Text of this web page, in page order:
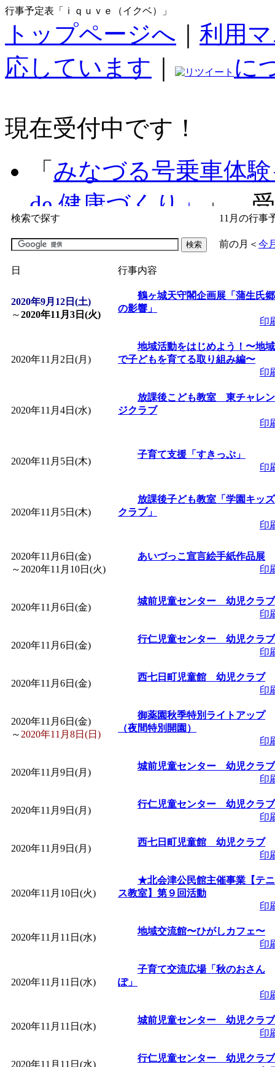
行事予定表「ｉｑｕｖｅ（イクベ）」
トップページへ
利用
応しています
に
現在受付中です！
「 みなづる号乗車体
de 健康づくり」
」 受
「子育て交流広場「
間：2026/07/09～
「皆鶴姫のこびる塾
」 受付期間：～
「子育て講座「ばん
2026/07/10～2026/08/
子育て交流広場「
間：2026/07/13～2026/
「子育て交流広場「
間：2026/08/10～
「赤ちゃん子育て講
付期間：2026/08/10～
「赤ちゃん子育て講
付期間：2026/08/10～
まだまだ暑い！コ
レクリエーション 障
ットせよ！」 受付期
「皆鶴姫のこびる塾
」 受付期間：～
子育て交流広場「
間：2026/08/10～2026/
「赤ちゃん交流広場
間：2026/08/10～
みなづる号乗車体
de 健康づくり」」 受
検索で探す 11月の行事
前の月 ＜ 今
日 行事内容
2020年9月12日(土)
～2020年11月3日(火)
鶴ヶ城天守閣企画展「蒲生氏郷
の影響」
印
2020年11月2日(月)
地域活動をはじめよう！〜地域
で子どもを育てる取り組み編〜
印
2020年11月4日(水)
放課後こども教室 東チャレン
ジクラブ
印
2020年11月5日(木)
子育て支援「すきっぷ」
印
2020年11月5日(木)
放課後子ども教室「学園キッズ
クラブ」
印
2020年11月6日(金)
～ 2020年11月10日(火)
あいづっこ宣言絵手紙作品展
印
2020年11月6日(金)
城前児童センター 幼児クラブ
印
2020年11月6日(金)
行仁児童センター 幼児クラブ
印
2020年11月6日(金)
西七日町児童館 幼児クラブ
印
2020年11月6日(金)
～ 2020年11月8日(日)
御薬園秋季特別ライトアップ
（夜間特別開園）
印
2020年11月9日(月)
城前児童センター 幼児クラブ
印
2020年11月9日(月)
行仁児童センター 幼児クラブ
印
2020年11月9日(月)
西七日町児童館 幼児クラブ
印
2020年11月10日(火)
★北会津公民館主催事業【テニ
ス教室】第９回活動
印
2020年11月11日(水)
地域交流館〜ひがしカフェ〜
印
2020年11月11日(水)
子育て交流広場「秋のおさん
ぽ」
印
2020年11月11日(水)
城前児童センター 幼児クラブ
印
2020年11月11日(水)
行仁児童センター 幼児クラブ